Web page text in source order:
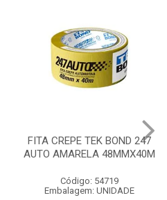
FITA CREPE TEK BOND 247
AUTO AMARELA 48MMX40M
Código: 54719
Embalagem: UNIDADE